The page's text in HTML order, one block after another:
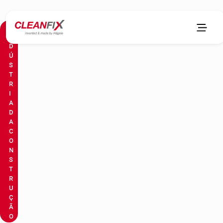
D
Ú
S
T
R
I
A
D
A
C
O
N
S
T
R
U
Ç
Ã
O